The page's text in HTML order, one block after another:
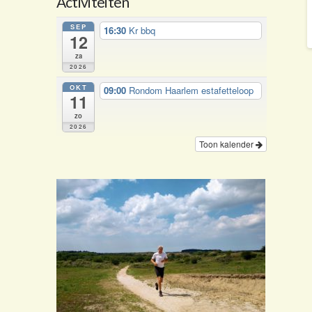
SEP
12
za
2026
16:30 Kr bbq
OKT
11
zo
2026
09:00 Rondom Haarlem estafetteloop
Toon kalender